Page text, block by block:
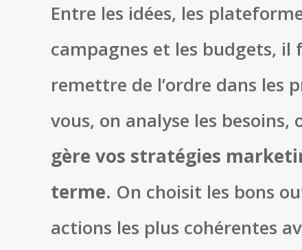
Entre les idées, les
campagnes et les budgets,
remettre de l’ordre dans les
vous, on analyse les besoins,
gère vos stratégies
terme. On choisit les bons
actions les plus cohérentes